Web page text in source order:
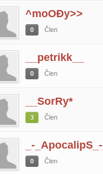
^moOĐy>>
0 Člen
__petrikk__
0 Člen
__SorRy*
3 Člen
_-_ApocalipS_-_
0 Člen